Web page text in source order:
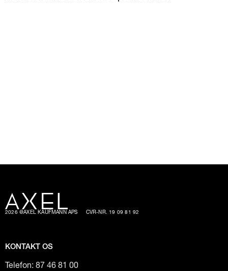
2026 @AXEL KAUFMANN APS CVR-NR. 19 09 81 92
KONTAKT OS
Telefon: 87 46 81 00